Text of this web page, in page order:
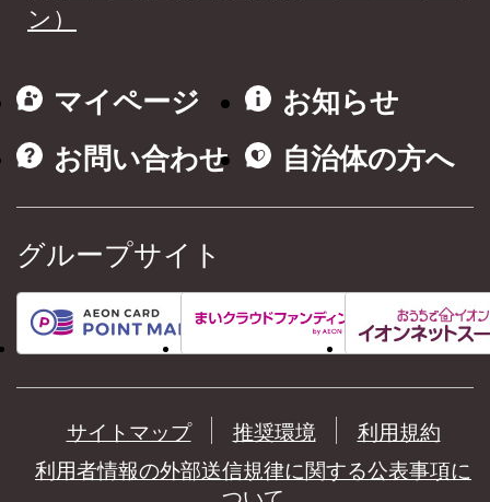
ン）
マイページ
お知らせ
お問い合わせ
自治体の方へ
グループサイト
サイトマップ 推奨環境
利用規約
利用者情報の外部送信規律に関する公表事項に